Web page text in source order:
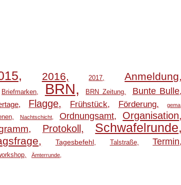
2016 2017 Anmeldung
Briefmarken BRN BRN Zeitung Bunte Bulle
Flagge Frühstück Förderung gema
Nachtschicht Ordnungsamt Organisation
Protokoll Schwafelrunde
Tagesbefehl Talstraße Termin
Ämterrunde